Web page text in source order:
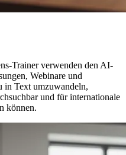
Trainer verwenden den AI-
Webinare und
in Text umzuwandeln,
und für internationale
können.